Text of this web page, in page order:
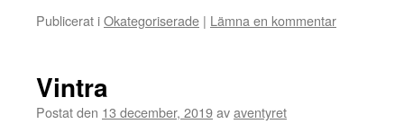
Publicerat iOkategoriserade | Lämna en kommentar
Vintra
Postat den 13 december, 2019avaventyret